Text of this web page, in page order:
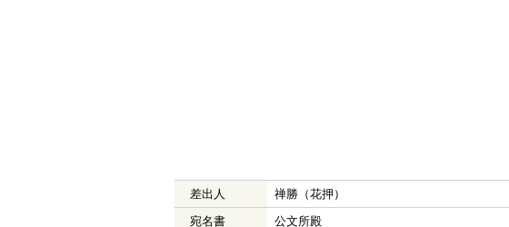
差出人
禅勝（花押）
宛名書
公文所殿